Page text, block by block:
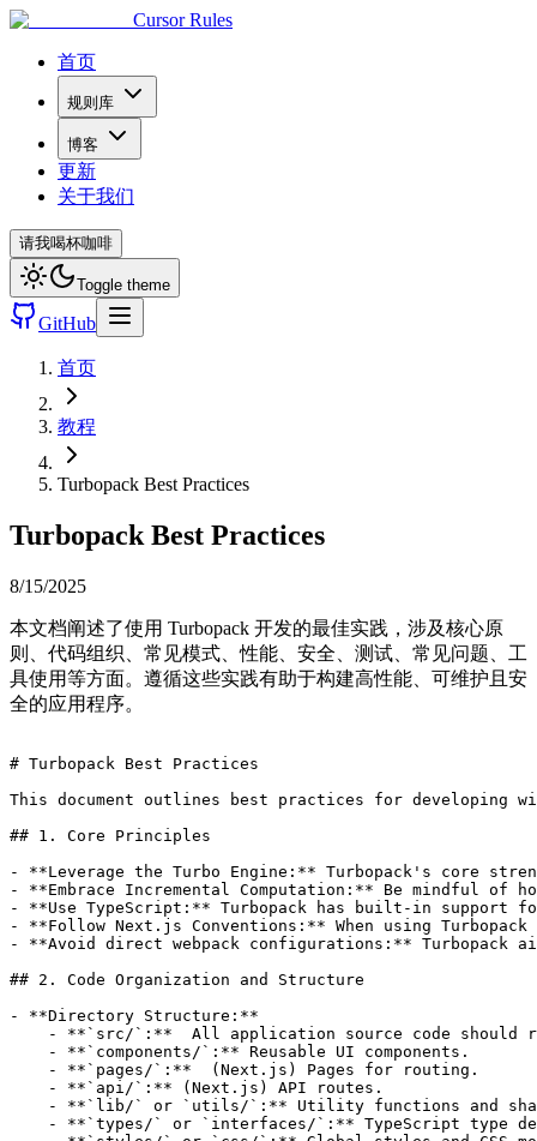
Cursor Rules
首页
规则库
博客
更新
关于我们
请我喝杯咖啡
Toggle theme
GitHub
首页
教程
Turbopack Best Practices
Turbopack Best Practices
8/15/2025
本文档阐述了使用 Turbopack 开发的最佳实践，涉及核心原
则、代码组织、常见模式、性能、安全、测试、常见问题、工
具使用等方面。遵循这些实践有助于构建高性能、可维护且安
全的应用程序。